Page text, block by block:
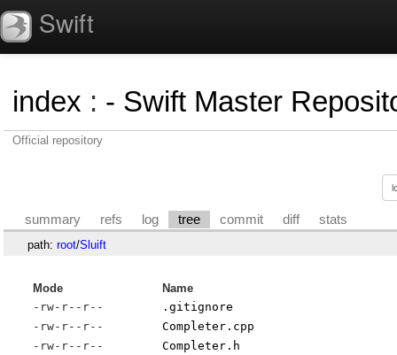
Swift
index : - Swift Master
Official repository
summary refs log tree commit diff stats
path: root/Sluift
Mode
Name
-rw-r--r--
.gitignore
-rw-r--r--
Completer.cpp
-rw-r--r--
Completer.h